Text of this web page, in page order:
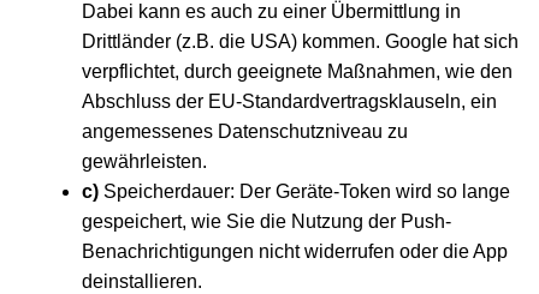
Dabei kann es auch zu einer Übermittlung in
Drittländer (z.B. die USA) kommen. Google hat sich
verpflichtet, durch geeignete Maßnahmen, wie den
Abschluss der EU-Standardvertragsklauseln, ein
angemessenes Datenschutzniveau zu
gewährleisten.
c) Speicherdauer: Der Geräte-Token wird so lange
gespeichert, wie Sie die Nutzung der Push-
Benachrichtigungen nicht widerrufen oder die App
deinstallieren.